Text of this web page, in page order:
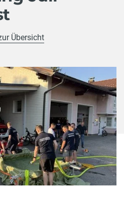
Übersicht